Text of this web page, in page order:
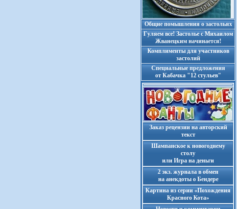
Общие помышления о застольях
Гуляем все! Застолье с Михаилом
Жванецким начинается!
Комплименты для участников
застолий
Cпециальные предложения
от Кабачка "12 стульев"
Заказ рецензии на авторский
текст
Шампанское к новогоднему
столу
или Игра на деньги
2 экз. журнала в обмен
на анекдоты о Бендере
Картина из серии «Похождения
Красного Кота»